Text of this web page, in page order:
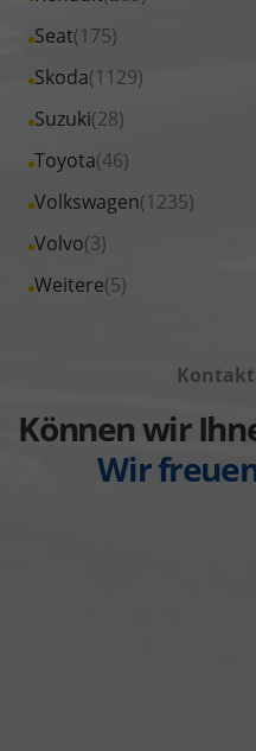
Opel
anzeigen
Peugeot
anzeigen
Fahrzeuge
Renault
anzeigen
Seat(175)
Alle
Fahrzeuge
Seat
anzeigen
Skoda(1129)
Alle
Fahrzeuge
Skoda
anzeigen
Suzuki(28)
Alle
Fahrzeuge
Suzuki
anzeigen
Toyota(46)
Alle
Fahrzeuge
Toyota
anzeigen
Volkswagen(1235)
Alle
Fahrzeuge
Volkswagen
Volvo(3)
Alle
Fahrzeuge
Weitere(5)
Alle
anzeigen
Können wir
Wir